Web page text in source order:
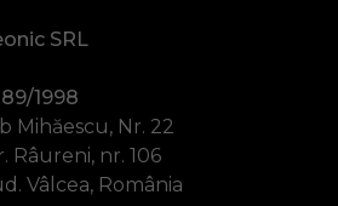
SRL
1998
Mihăescu, Nr. 22
Râureni, nr. 106
Vâlcea, România